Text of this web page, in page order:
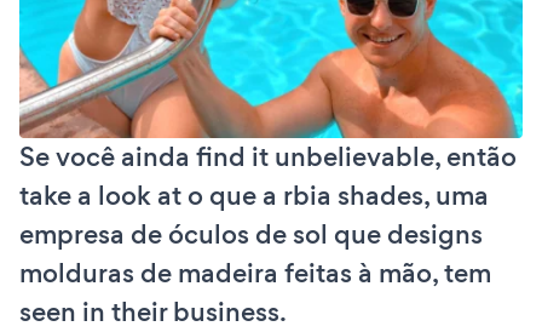
Se você ainda find it unbelievable, então
take a look at o que a rbia shades, uma
empresa de óculos de sol que designs
molduras de madeira feitas à mão, tem
seen in their business.